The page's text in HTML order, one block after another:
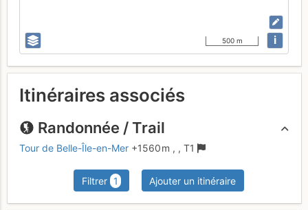
500 m i
Itinéraires associés
Randonnée / Trail
Tour de Belle-Île-en-Mer +1560 m , , T1
Filtrer 1 Ajouter un itinéraire